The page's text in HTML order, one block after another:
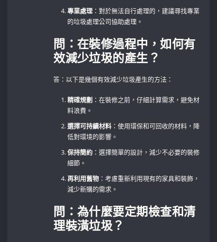
專業處理 ：對於無法自行處理的，建議尋找專業
的垃圾處理公司協助處理。
問：在裝修過程中，如何有
效減少垃圾的產生？
答：以下是幾個有效減少垃圾產生的方法：
精確規劃 ：在裝修之前，仔細計算需求，避免材
料浪費。
選擇可持續材料 ：使用環保和可回收的材料，降
低對環境的影響。
保持簡約 ：選擇簡單的設計，減少不必要的裝修
細節。
再利用舊物 ：考慮重新利用現有的家具和裝飾，
減少新購的需求。
問：為什麼要定期檢查和清
理裝潢垃圾？